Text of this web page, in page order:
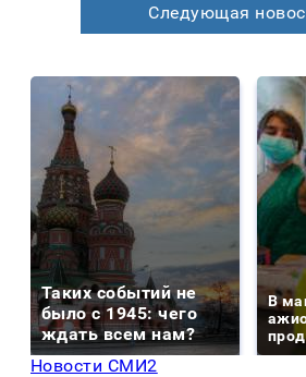
Следующая
Таких событий не
было с 1945: чего
ждать всем нам?
В
Новости СМИ2